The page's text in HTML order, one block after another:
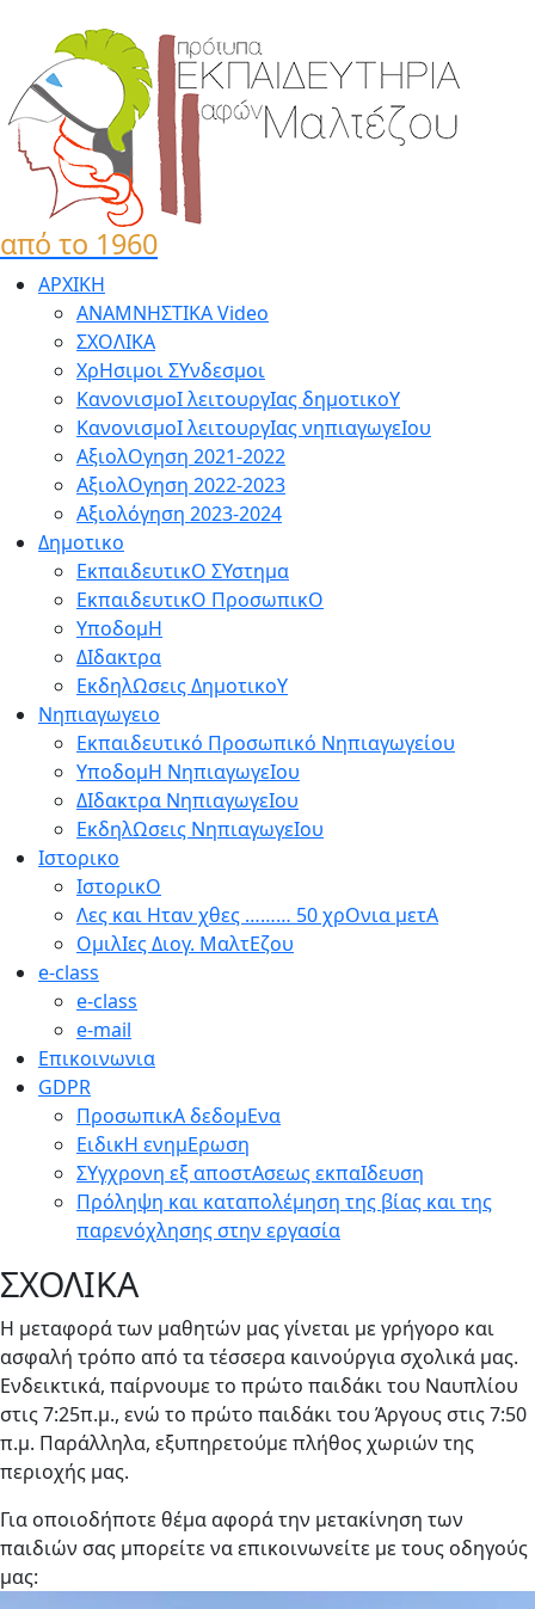
από το 1960
ΑΡΧΙΚΗ
ΑΝΑΜΝΗΣΤΙΚΑ Video
ΣΧΟΛΙΚΑ
ΧρΗσιμοι ΣΥνδεσμοι
ΚανονισμοΙ λειτουργΙας δημοτικοΥ
ΚανονισμοΙ λειτουργΙας νηπιαγωγεΙου
ΑξιολΟγηση 2021-2022
ΑξιολΟγηση 2022-2023
Αξιολόγηση 2023-2024
Δημοτικο
ΕκπαιδευτικΟ ΣΥστημα
ΕκπαιδευτικΟ ΠροσωπικΟ
ΥποδομΗ
ΔΙδακτρα
ΕκδηλΩσεις ΔημοτικοΥ
Νηπιαγωγειο
Εκπαιδευτικό Προσωπικό Νηπιαγωγείου
ΥποδομΗ ΝηπιαγωγεΙου
ΔΙδακτρα ΝηπιαγωγεΙου
ΕκδηλΩσεις ΝηπιαγωγεΙου
Ιστορικο
ΙστορικΟ
Λες και Ηταν χθες ……… 50 χρΟνια μετΑ
ΟμιλΙες Διογ. ΜαλτΕζου
e-class
e-class
e-mail
Επικοινωνια
GDPR
ΠροσωπικΑ δεδομΕνα
ΕιδικΗ ενημΕρωση
ΣΥγχρονη εξ αποστΑσεως εκπαΙδευση
Πρόληψη και καταπολέμηση της βίας και της
παρενόχλησης στην εργασία
ΣΧΟΛΙΚΑ
Η μεταφορά των μαθητών μας γίνεται με γρήγορο και
ασφαλή τρόπο από τα τέσσερα καινούργια σχολικά μας.
Ενδεικτικά, παίρνουμε το πρώτο παιδάκι του Ναυπλίου
στις 7:25π.μ., ενώ το πρώτο παιδάκι του Άργους στις 7:50
π.μ. Παράλληλα, εξυπηρετούμε πλήθος χωριών της
περιοχής μας.
Για οποιοδήποτε θέμα αφορά την μετακίνηση των
παιδιών σας μπορείτε να επικοινωνείτε με τους οδηγούς
μας: